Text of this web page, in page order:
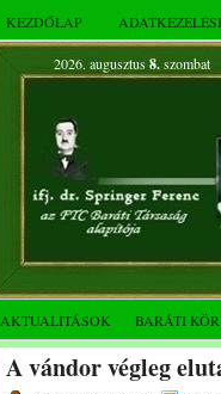
KEZDŐLAP
2026. augusztus 8.szombat
AKTUALITÁSOK BARÁTI KÖR
A vándor végleg